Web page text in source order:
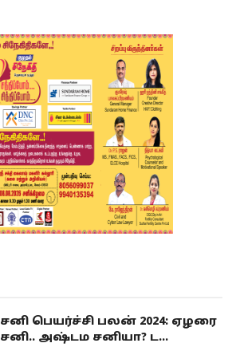
சனி பெயர்ச்சி பலன் 2024: ஏழரை
சனி.. அஷ்டம சனியா? ட...